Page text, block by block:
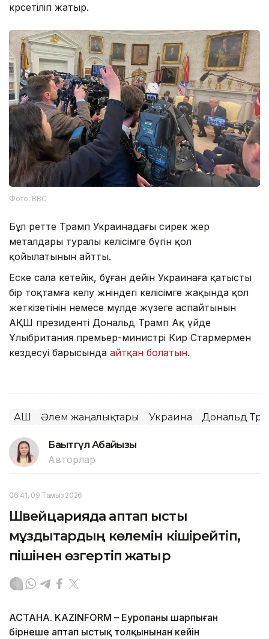
көрсетіліп жатыр.
Фото: BBC
Бұл ретте Трамп Украинадағы сирек жер
металдары туралы келісімге бүгін қол
қойылатынын айтты.
Еске сала кетейік, бұған дейін Украинаға қатысты
бір тоқтамға келу жөніндегі келісімге жақында қол
жеткізетінін немесе мүлде жүзеге аспайтынын
АҚШ президенті Дональд Трамп Ақ үйде
Ұлыбритания премьер-министрі Кир Стармермен
кездесуі барысында айтқан болатын.
АҚШ Әлем жаңалықтары Украина Дональд
Бақытгүл Абайқызы
Авторлар
06:41, 09 Тамыз 2026
Швейцарияда аптап ыстық
мұздықтардың көлемін кішірейтіп,
пішінен өзгертіп жатыр
АСТАНА. KAZINFORM – Еуропаны шарпыған
бірнеше аптап ыстық толқынынан кейін